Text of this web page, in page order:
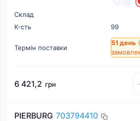
Склад
К-cть
99
Термін поставки
51 день
6 421,2 грн
PIERBURG 703794410